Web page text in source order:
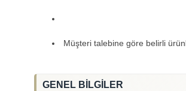
Müşteri talebine göre belirli
GENEL BİLGİLER